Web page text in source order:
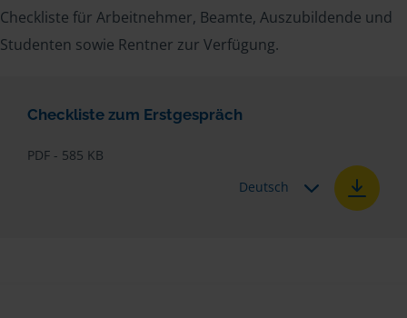
Checkliste für Arbeitnehmer, Beamte, Auszubildende und
Studenten sowie Rentner zur Verfügung.
Checkliste zum Erstgespräch
PDF - 585 KB
Deutsch